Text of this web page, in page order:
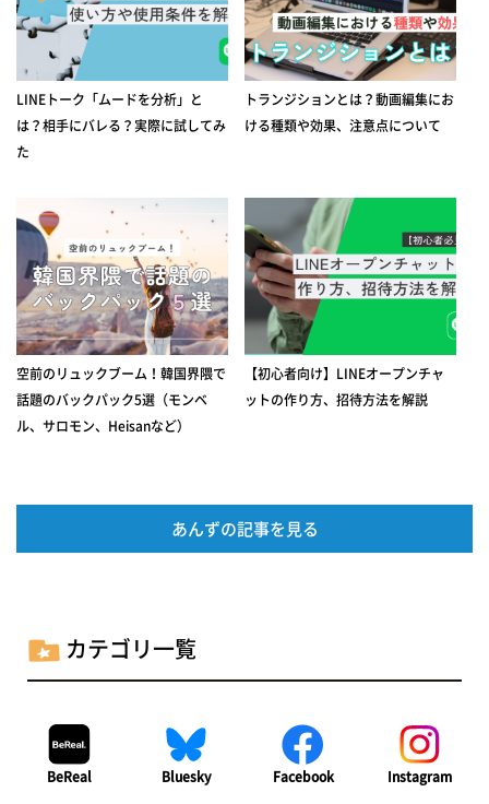
LINEトーク「ムードを分析」と
は？相手にバレる？実際に試してみ
た
トランジションとは？動画編集にお
ける種類や効果、注意点について
空前のリュックブーム！韓国界隈で
話題のバックパック5選（モンベ
ル、サロモン、Heisanなど）
【初心者向け】LINEオープンチャ
ットの作り方、招待方法を解説
あんずの記事を見る
カテゴリ一覧
BeReal Bluesky Facebook Instagram